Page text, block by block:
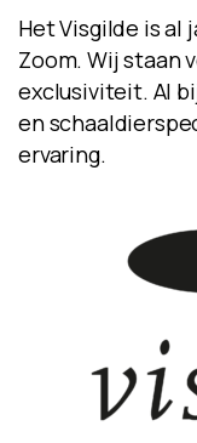
Het Visgilde is al
Zoom. Wij staan
exclusiviteit. Al
en
ervaring.